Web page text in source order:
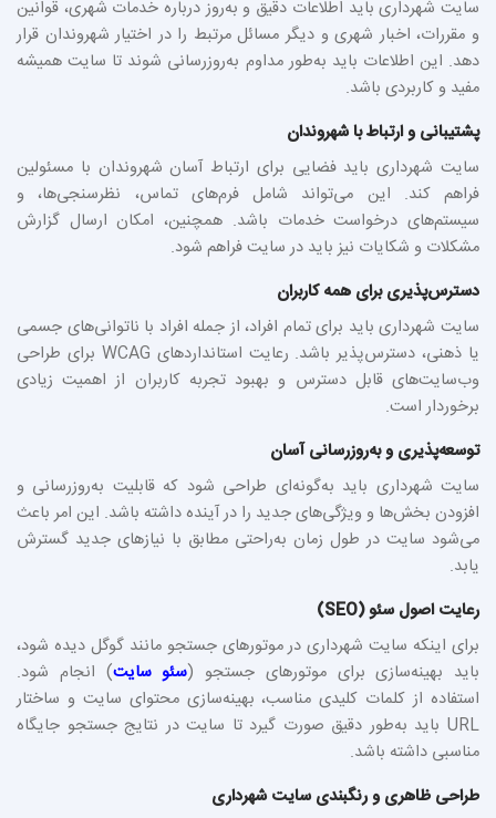
سایت شهرداری باید اطلاعات دقیق و به‌روز درباره خدمات شهری، قوانین
و مقررات، اخبار شهری و دیگر مسائل مرتبط را در اختیار شهروندان قرار
دهد. این اطلاعات باید به‌طور مداوم به‌روزرسانی شوند تا سایت همیشه
مفید و کاربردی باشد.
پشتیبانی و ارتباط با شهروندان
سایت شهرداری باید فضایی برای ارتباط آسان شهروندان با مسئولین
فراهم کند. این می‌تواند شامل فرم‌های تماس، نظرسنجی‌ها، و
سیستم‌های درخواست خدمات باشد. همچنین، امکان ارسال گزارش
مشکلات و شکایات نیز باید در سایت فراهم شود.
دسترس‌پذیری برای همه کاربران
سایت شهرداری باید برای تمام افراد، از جمله افراد با ناتوانی‌های جسمی
یا ذهنی، دسترس‌پذیر باشد. رعایت استانداردهای WCAG برای طراحی
وب‌سایت‌های قابل دسترس و بهبود تجربه کاربران از اهمیت زیادی
برخوردار است.
توسعه‌پذیری و به‌روزرسانی آسان
سایت شهرداری باید به‌گونه‌ای طراحی شود که قابلیت به‌روزرسانی و
افزودن بخش‌ها و ویژگی‌های جدید را در آینده داشته باشد. این امر باعث
می‌شود سایت در طول زمان به‌راحتی مطابق با نیازهای جدید گسترش
یابد.
رعایت اصول سئو (SEO)
برای اینکه سایت شهرداری در موتورهای جستجو مانند گوگل دیده شود،
باید بهینه‌سازی برای موتورهای جستجو (سئو سایت) انجام شود.
استفاده از کلمات کلیدی مناسب، بهینه‌سازی محتوای سایت و ساختار
URL باید به‌طور دقیق صورت گیرد تا سایت در نتایج جستجو جایگاه
مناسبی داشته باشد.
طراحی ظاهری و رنگبندی سایت شهرداری